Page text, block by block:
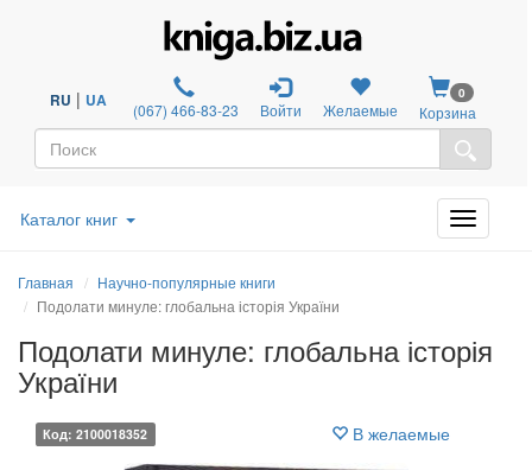
RU | UA (067) 466-83-23 Войти Желаемые
0
Корзина
Каталог книг
Главная
Научно-популярные книги
Подолати минуле: глобальна історія України
Подолати минуле: глобальна історія
України
Код: 2100018352 В желаемые